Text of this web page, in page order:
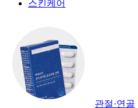
스킨케어
관절·연골